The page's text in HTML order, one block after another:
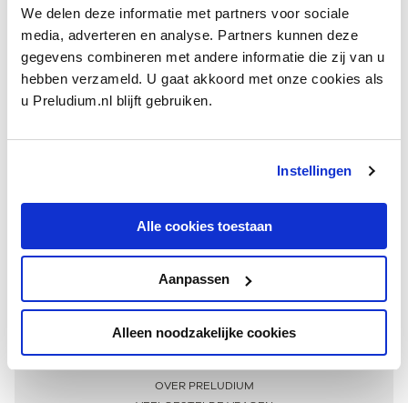
We delen deze informatie met partners voor sociale
media, adverteren en analyse. Partners kunnen deze
gegevens combineren met andere informatie die zij van u
hebben verzameld. U gaat akkoord met onze cookies als
u Preludium.nl blijft gebruiken.
Instellingen
Alle cookies toestaan
Aanpassen
Alleen noodzakelijke cookies
Meer informatie
OVER PRELUDIUM